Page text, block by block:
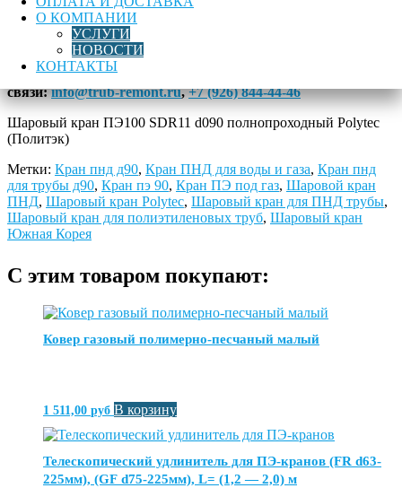
О КОМПАНИИ
УСЛУГИ
НОВОСТИ
КОНТАКТЫ
Описание
Купить шаровый кран ПЭ100 SDR11 d090
полнопроходный Polytec (Политэк) с доставкой в любой
регион России можно на нашем сайте.
связи:info@trub-remont.ru,+7 (926) 844-44-46
Шаровый кран ПЭ100 SDR11 d090 полнопроходный Polytec
(Политэк)
Метки: Кран пнд д90, Кран ПНД для воды и газа, Кран пнд
для трубы д90, Кран пэ 90, Кран ПЭ под газ, Шаровой кран
ПНД, Шаровый кран Polytec, Шаровый кран для ПНД трубы,
Шаровый кран для полиэтиленовых труб, Шаровый кран
Южная Корея
С этим товаром покупают:
Ковер газовый полимерно-песчаный малый
1 511,00 руб В корзину
Телескопический удлинитель для ПЭ-кранов (FR d63-
225мм), (GF d75-225мм), L= (1,2 — 2,0) м